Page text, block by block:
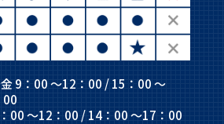
9：00 ～12：00 / 15：00 ～
00
00 ～12：00 / 14：00 ～17：00